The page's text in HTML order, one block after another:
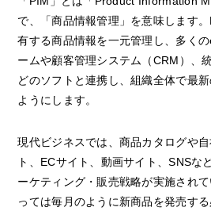
で、「商品情報管理」を意味します
有する商品情報を一元管理し、多く
ームや顧客管理システム（CRM）、
どのソフトと連携し、組織全体で最
ようにします。
現代ビジネスでは、商品カタログや
ト、ECサイト、動画サイト、SNSな
ーケティング・販売戦略が実施され
っては毎月のように新商品を発売す